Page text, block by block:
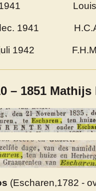
1941 Louis
dec. 1941
juli 1942 F.H.M.
– 1851 Mathijs
(Escharen,1782 -